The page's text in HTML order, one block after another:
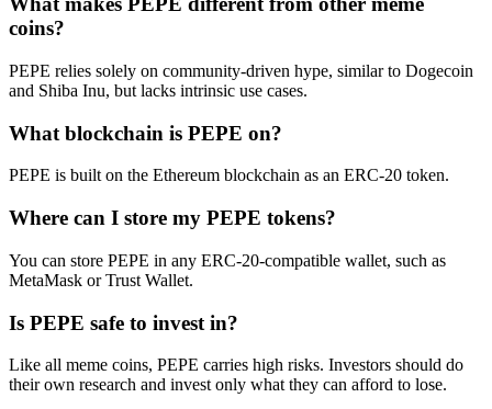
coins?
PEPE relies solely on community-driven hype, similar to Dogecoin
and Shiba Inu, but lacks intrinsic use cases.
What blockchain is PEPE on?
PEPE is built on the Ethereum blockchain as an ERC-20 token.
Where can I store my PEPE tokens?
You can store PEPE in any ERC-20-compatible wallet, such as
MetaMask or Trust Wallet.
Is PEPE safe to invest in?
Like all meme coins, PEPE carries high risks. Investors should do
their own research and invest only what they can afford to lose.